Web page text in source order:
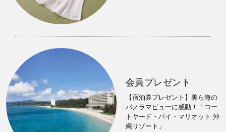
会員プレゼント
【宿泊券プレゼント】美ら海の
パノラマビューに感動！「コー
トヤード・バイ・マリオット 沖
縄リゾート」